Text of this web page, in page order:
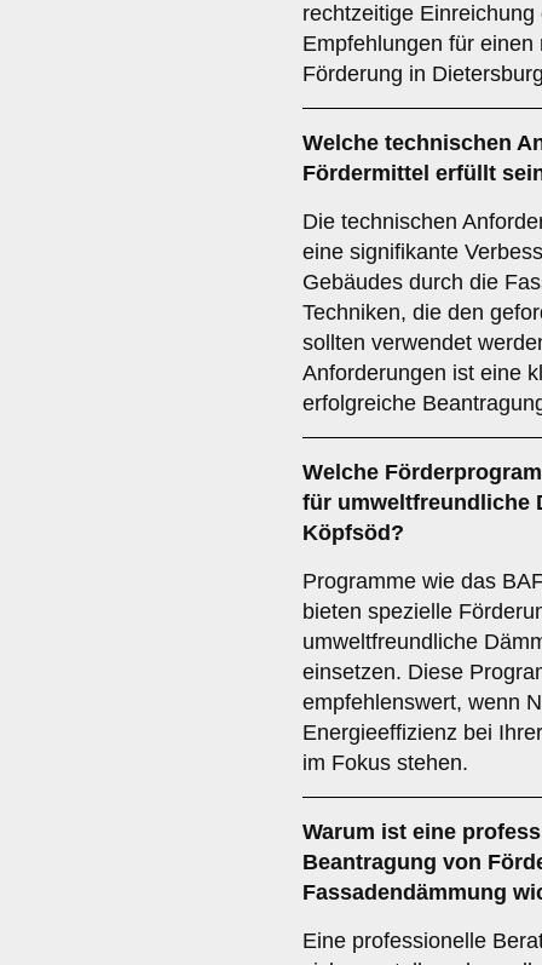
rechtzeitige
Empfehlungen für
Förderung in
Welche technischen
Fördermittel erfüllt
Die technischen
eine signifikante
Gebäudes durch die
Techniken, die den
sollten verwendet
Anforderungen ist eine
erfolgreiche
Welche
für umweltfreundliche
Köpfsöd?
Programme wie das
bieten spezielle
umweltfreundliche
einsetzen. Diese
empfehlenswert, wenn
Energieeffizienz bei
im Fokus stehen.
Warum ist eine
Beantragung von
Fassadendämmung
Eine professionelle